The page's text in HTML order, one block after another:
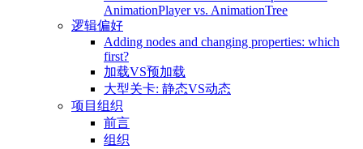
AnimationPlayer vs. AnimationTree
逻辑偏好
Adding nodes and changing properties: which
first?
加载VS预加载
大型关卡: 静态VS动态
项目组织
前言
组织